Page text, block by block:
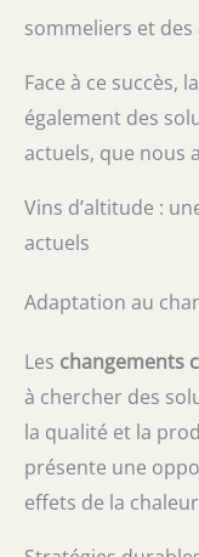
sommeliers et
Face à ce succès,
également des
actuels, que nous
Vins d’altitude :
actuels
Adaptation au
Les changements
à chercher des
la qualité et la
présente une
effets de la